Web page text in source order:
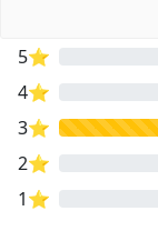
5⭐
4⭐
3⭐
2⭐
1⭐